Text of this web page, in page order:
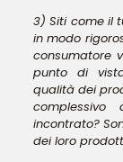
3) Siti come il
in modo
consumatore
punto di
qualità dei
incontrato?
dei loro